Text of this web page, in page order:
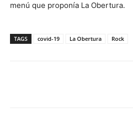
menú que proponía La Obertura.
TAGS covid-19 La Obertura Rock